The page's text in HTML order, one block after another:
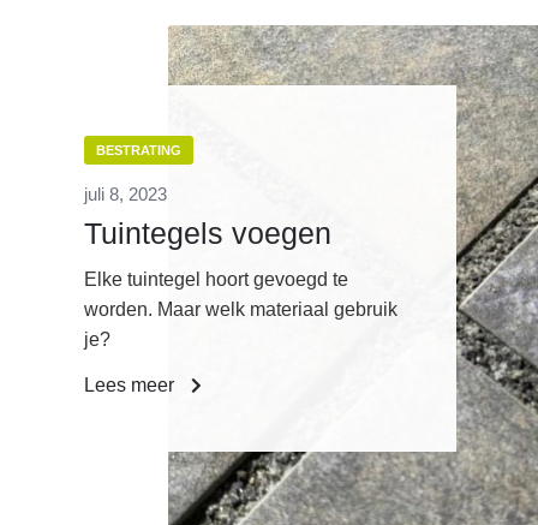
BESTRATING
juli 8, 2023
Tuintegels voegen
Elke tuintegel hoort gevoegd te
worden. Maar welk materiaal gebruik
je?
Lees meer